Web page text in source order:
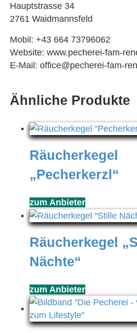
Hauptstrasse 34
2761 Waidmannsfeld
Mobil: +43 664 73796062
Website: www.pecherei-fam-
E-Mail: office@pecherei-fam-
Ähnliche Produkte
Räucherkegel
„Pecherkerzl“
zum Anbieter
Räucherkegel
Nächte“
zum Anbieter